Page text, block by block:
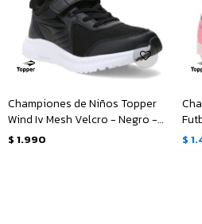
Championes de Niños Topper
Wind Iv Mesh Velcro - Negro -
Blanco
$ 1.990 $